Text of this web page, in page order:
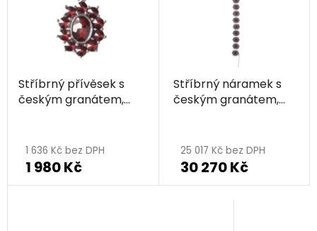
Stříbrný přívěsek s
českým granátem,
1 636 Kč bez DPH
1 980 Kč
Stříbrný náramek s
českým granátem,
25 017 Kč bez DPH
30 270 Kč